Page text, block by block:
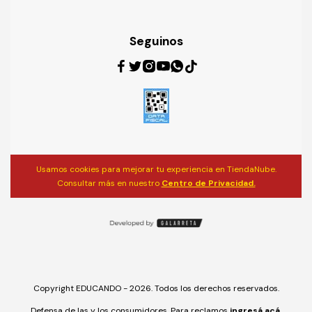
Seguinos
Usamos cookies para mejorar tu experiencia en TiendaNube.
Consultar más en nuestro Centro de Privacidad.
Copyright EDUCANDO - 2026. Todos los derechos reservados.